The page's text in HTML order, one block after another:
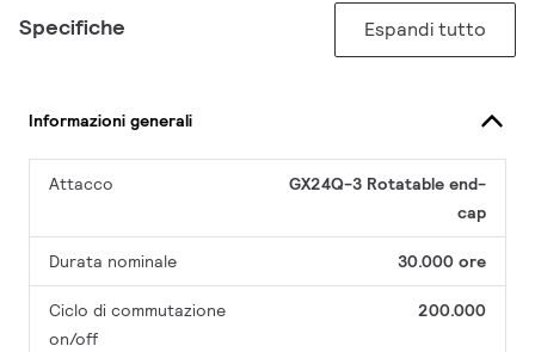
Specifiche Espandi tutto
Informazioni generali
Attacco
GX24Q-3 Rotatable end-
cap
Durata nominale 30.000 ore
Ciclo di commutazione
on/off
200.000